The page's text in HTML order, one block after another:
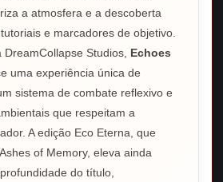
a atmosfera e a descoberta
e marcadores de objetivo.
Studios, Echoes
uma experiência única de
sistema de combate reflexivo e
que respeitam a
A edição Eco Eterna, que
of Memory, eleva ainda
do título,